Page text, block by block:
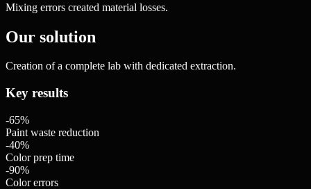
Mixing errors created material losses.
Our solution
Creation of a complete lab with dedicated extraction.
Key results
-65%
Paint waste reduction
-40%
Color prep time
-90%
Color errors